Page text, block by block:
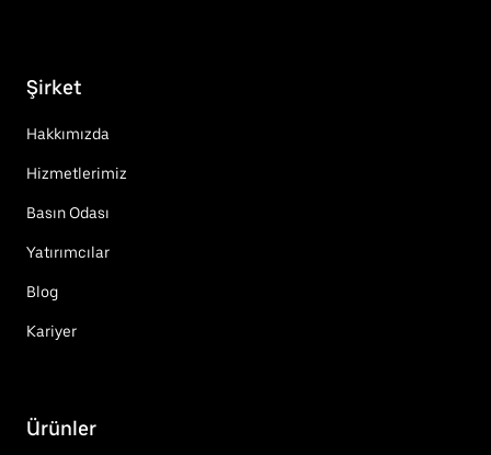
Şirket
Hakkımızda
Hizmetlerimiz
Basın Odası
Yatırımcılar
Blog
Kariyer
Ürünler